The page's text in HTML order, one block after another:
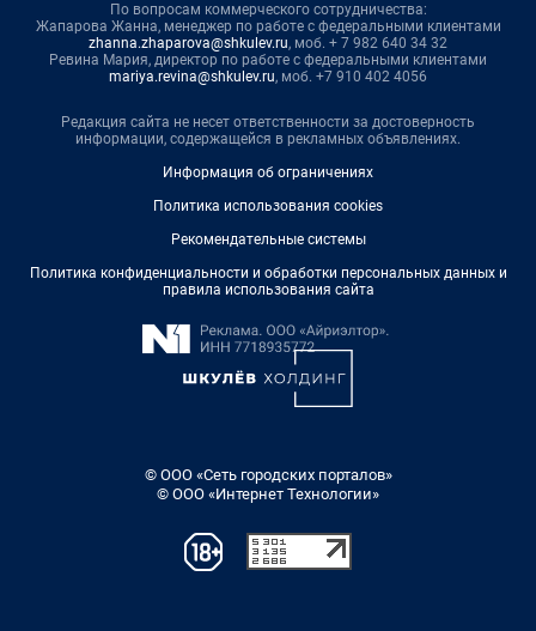
По вопросам коммерческого сотрудничества:
Жапарова Жанна, менеджер по работе с федеральными клиентами
zhanna.zhaparova@shkulev.ru, моб. + 7 982 640 34 32
Ревина Мария, директор по работе с федеральными клиентами
mariya.revina@shkulev.ru, моб. +7 910 402 4056
Редакция сайта не несет ответственности за достоверность
информации, содержащейся в рекламных объявлениях.
Информация об ограничениях
Политика использования cookies
Рекомендательные системы
Политика конфиденциальности и обработки персональных данных и
правила использования сайта
© ООО «Сеть городских порталов»
© ООО «Интернет Технологии»